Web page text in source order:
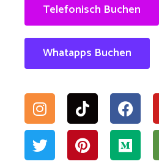
Telefonisch Buchen
Whatapps Buchen